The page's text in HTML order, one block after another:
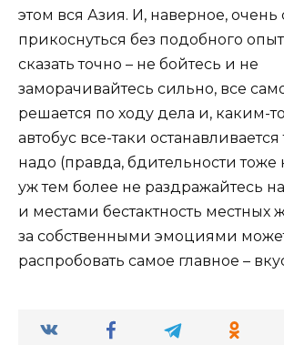
этом вся Азия. И, наверное,
прикоснуться без подобного
сказать точно – не бойтесь и не
заморачивайтесь сильно, все
решается по ходу дела и, каким-
автобус все-таки
надо (правда, бдительности тоже
уж тем более не раздражайтесь
и местами бестактность местных
за собственными эмоциями
распробовать самое главное –